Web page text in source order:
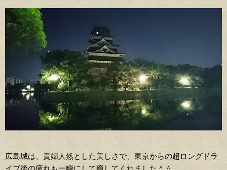
広島城は、貴婦人然とした美しさで、東京からの超ロングドラ